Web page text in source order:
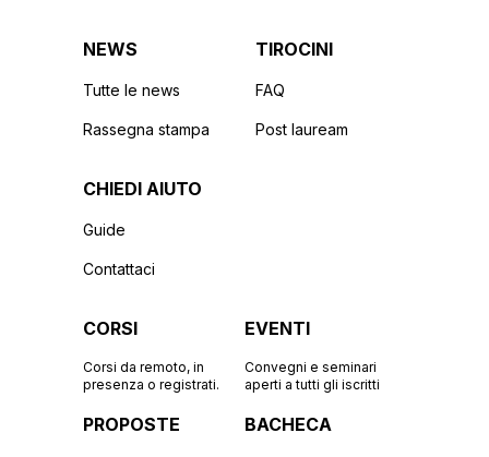
NEWS
Tutte le news
Rassegna stampa
TIROCINI
FAQ
Post lauream
CHIEDI AIUTO
Guide
Contattaci
CORSI
Corsi da remoto, in
presenza o registrati.
EVENTI
Convegni e seminari
aperti a tutti gli iscritti
PROPOSTE BACHECA